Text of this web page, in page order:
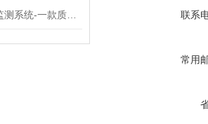
联系
常用